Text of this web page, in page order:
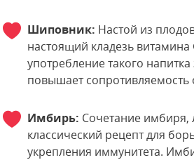
Шиповник: Настой из
настоящий кладезь витамина
употребление такого
повышает сопротивляемость
Имбирь: Сочетание имбиря,
классический рецепт для
укрепления иммунитета.